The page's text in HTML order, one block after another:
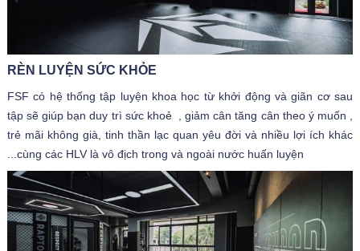
RÈN LUYỆN SỨC KHỎE
FSF có hệ thống tập luyện khoa học từ khởi động và giãn cơ sau
tập sẽ giúp bạn duy trì sức khoẻ , giảm cân tăng cân theo ý muốn ,
trẻ mãi không già, tinh thần lạc quan yêu đời và nhiều lợi ích khác
...cùng các HLV là vô địch trong và ngoài nước huấn luyện